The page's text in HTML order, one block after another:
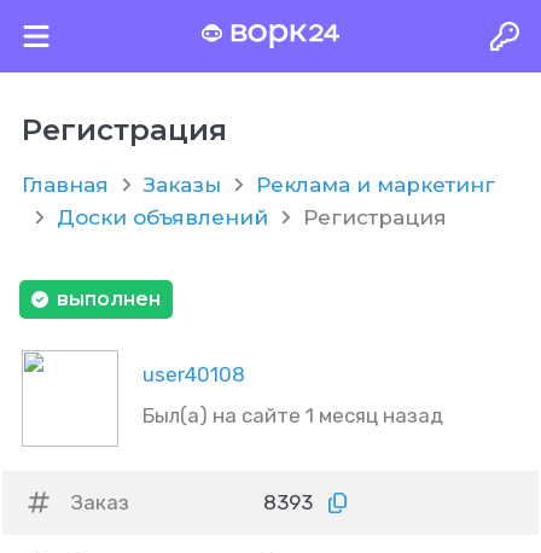
Регистрация
Главная Заказы
Реклама и маркетинг
Доски объявлений
Регистрация
user40108
Был(а) на сайте 1 месяц назад
выполнен
Заказ 8393